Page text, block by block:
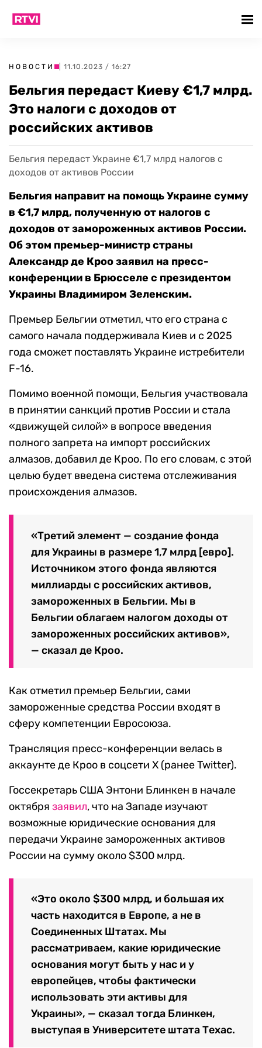
НОВОСТИ | 11.10.2023 / 16:27
Бельгия передаст Киеву €1,7 млрд.
Это налоги с доходов от
российских активов
Бельгия передаст Украине €1,7 млрд налогов с
доходов от активов России
Бельгия направит на помощь Украине сумму
в €1,7 млрд, полученную от налогов с
доходов от замороженных активов России.
Об этом премьер-министр страны
Александр де Кроо заявил на пресс-
конференции в Брюсселе с президентом
Украины Владимиром Зеленским.
Премьер Бельгии отметил, что его страна с
самого начала поддерживала Киев и с 2025
года сможет поставлять Украине истребители
F-16.
Помимо военной помощи, Бельгия участвовала
в принятии санкций против России и стала
«движущей силой» в вопросе введения
полного запрета на импорт российских
алмазов, добавил де Кроо. По его словам, с этой
целью будет введена система отслеживания
происхождения алмазов.
«Третий элемент — создание фонда
для Украины в размере 1,7 млрд [евро].
Источником этого фонда являются
миллиарды с российских активов,
замороженных в Бельгии. Мы в
Бельгии облагаем налогом доходы от
замороженных российских активов»,
— сказал де Кроо.
Как отметил премьер Бельгии, сами
замороженные средства России входят в
сферу компетенции Евросоюза.
Трансляция пресс-конференции велась в
аккаунте де Кроо в соцсети X (ранее Twitter).
Госсекретарь США Энтони Блинкен в начале
октября заявил, что на Западе изучают
возможные юридические основания для
передачи Украине замороженных активов
России на сумму около $300 млрд.
«Это около $300 млрд, и большая их
часть находится в Европе, а не в
Соединенных Штатах. Мы
рассматриваем, какие юридические
основания могут быть у нас и у
европейцев, чтобы фактически
использовать эти активы для
Украины», — сказал тогда Блинкен,
выступая в Университете штата Техас.